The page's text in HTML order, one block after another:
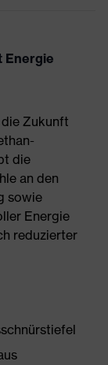
Energie
Zukunft
die
an den
sowie
Energie
reduzierter